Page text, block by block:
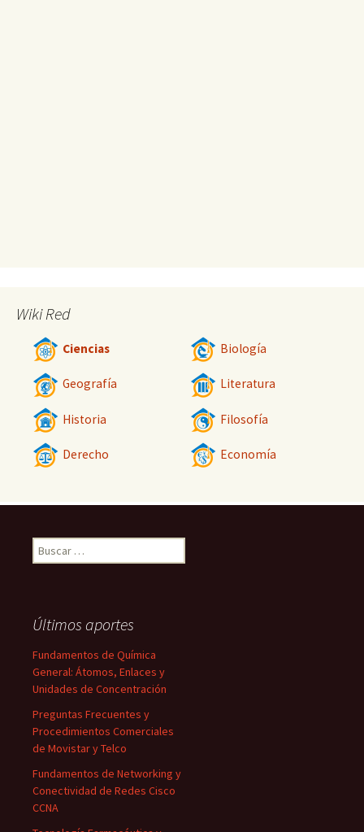
Wiki Red
Ciencias Biología
Geografía Literatura
Historia Filosofía
Derecho Economía
Buscar:
Últimos aportes
Fundamentos de Química
General: Átomos, Enlaces y
Unidades de Concentración
Preguntas Frecuentes y
Procedimientos Comerciales
de Movistar y Telco
Fundamentos de Networking y
Conectividad de Redes Cisco
CCNA